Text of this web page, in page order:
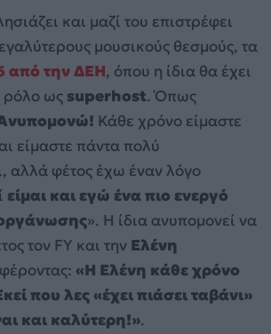
και μαζί του επιστρέφει
μουσικούς θεσμούς, τα
από την ΔΕΗ, όπου η ίδια θα έχει
ρόλο ως superhost. Όπως
Κάθε χρόνο είμαστε
είμαστε πάντα πολύ
αλλά φέτος έχω έναν λόγο
είμαι και εγώ ένα πιο ενεργό
». Η ίδια ανυπομονεί να
τον FY και την Ελένη
«Η Ελένη κάθε χρόνο
που λες «έχει πιάσει ταβάνι»
και καλύτερη!».